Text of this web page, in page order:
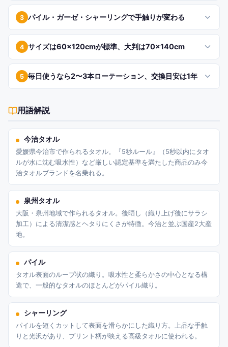
3 パイル・ガーゼ・シャーリングで手触りが変わる
4 サイズは60×120cmが標準、大判は70×140cm
5 毎日使うなら2〜3本ローテーション、交換目安は1年
用語解説
今治タオル
愛媛県今治市で作られるタオル。『5秒ルール』（5秒以内にタオ
ルが水に沈む吸水性）など厳しい認定基準を満たした商品のみ今
治タオルブランドを名乗れる。
泉州タオル
大阪・泉州地域で作られるタオル。後晒し（織り上げ後にサラシ
加工）による清潔感とヘタりにくさが特徴。今治と並ぶ国産2大産
地。
パイル
タオル表面のループ状の織り。吸水性と柔らかさの中心となる構
造で、一般的なタオルのほとんどがパイル織り。
シャーリング
パイルを短くカットして表面を滑らかにした織り方。上品な手触
りと光沢があり、プリント柄が映える高級タオルに使われる。